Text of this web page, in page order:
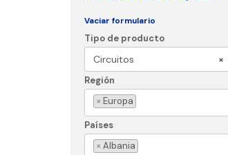
Vaciar formulario
Tipo de producto
×
Circuitos
Región
× Europa
Países
× Albania